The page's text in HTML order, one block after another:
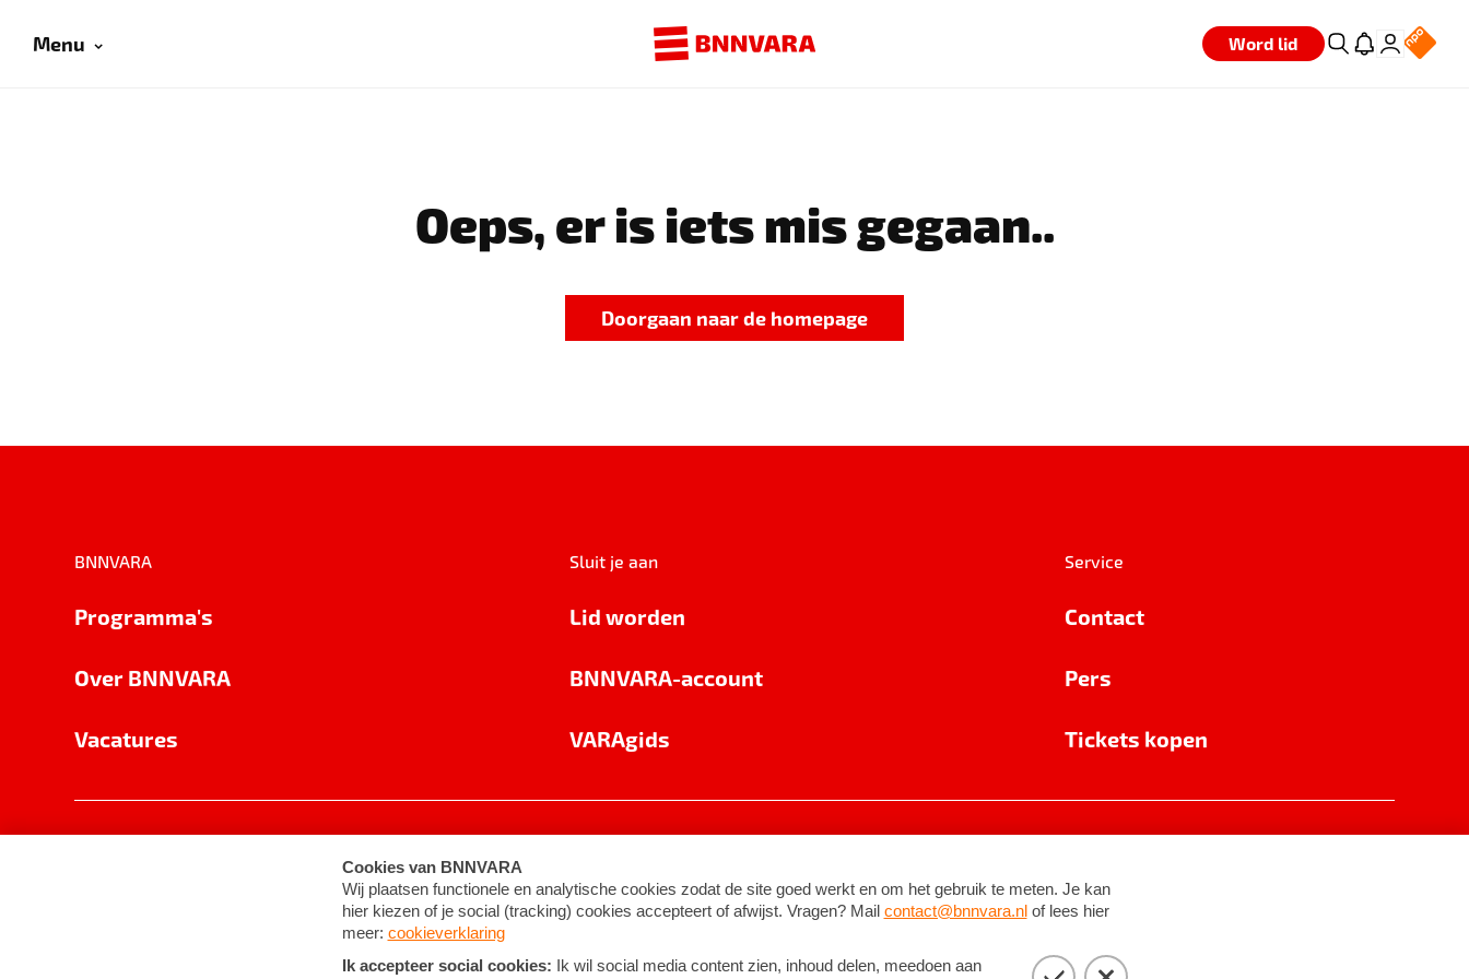
Menu Word lid
Oeps, er is iets mis gegaan..
Doorgaan naar de homepage
BNNVARA
Programma's
Over BNNVARA
Vacatures
Sluit je aan
Lid worden
BNNVARA-account
VARAgids
Service
Contact
Pers
Tickets kopen
Cookie-instellingen Algemene voorwaarden ©2026BNNVARA